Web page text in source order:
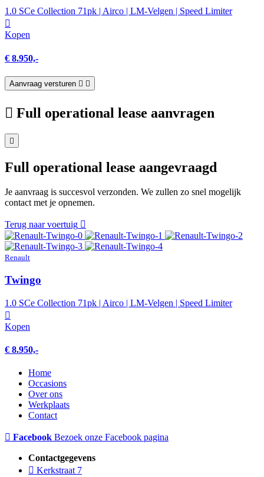
1.0 SCe Collection 71pk | Airco | LM-Velgen | Speed Limiter
Kopen
€ 8.950,-
Aanvraag versturen
Full operational lease aanvragen
Full operational lease aangevraagd
Je aanvraag is succesvol verzonden. We zullen zo snel mogelijk
contact met je opnemen.
Terug naar voertuig
Renault
Twingo
1.0 SCe Collection 71pk | Airco | LM-Velgen | Speed Limiter
Kopen
€ 8.950,-
Home
Occasions
Over ons
Werkplaats
Contact
Facebook Bezoek onze Facebook pagina
Contactgegevens
Kerkstraat 7